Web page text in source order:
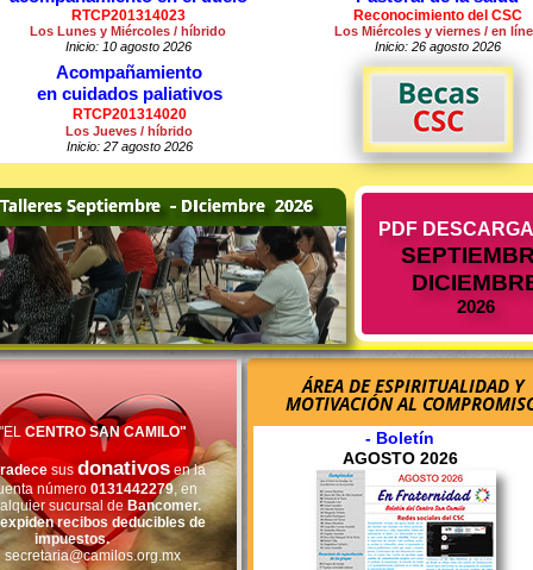
"ELCENTRO SAN CAMILO"
susdonativosen la
número0131442279, en
sucursal de Bancomer.
recibos deducibles de
impuestos.
secretaria@camilos.org.mx
- Boletín
AGOSTO 2026
RTCP201314023
Los Lunes y Miércoles / híbrido
Inicio: 10 agosto 2026
Reconocimiento del CSC
Los Miércoles y viernes / en
Inicio: 26 agosto 2026
Acompañamiento
en cuidados paliativos
RTCP201314020
Los Jueves / híbrido
Inicio: 27 agosto 2026
PDF
2026